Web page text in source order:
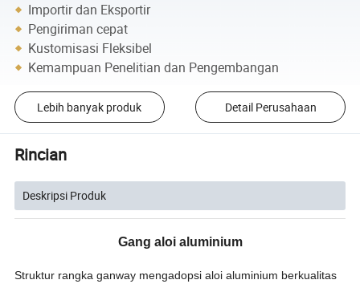
Importir dan Eksportir
Pengiriman cepat
Kustomisasi Fleksibel
Kemampuan Penelitian dan Pengembangan
Lebih banyak produk Detail Perusahaan
Rincian
Deskripsi Produk
Gang aloi aluminium
Struktur rangka ganway mengadopsi aloi aluminium berkualitas